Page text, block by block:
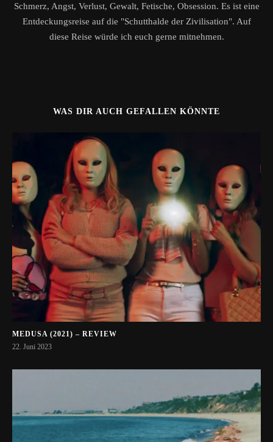
Schmerz, Angst, Verlust, Gewalt, Fetische, Obsession. Es ist eine
Entdeckungsreise auf die "Schutthalde der Zivilisation". Auf
diese Reise würde ich euch gerne mitnehmen.
WAS DIR AUCH GEFALLEN KÖNNTE
MEDUSA (2021) – REVIEW
22. Juni 2023